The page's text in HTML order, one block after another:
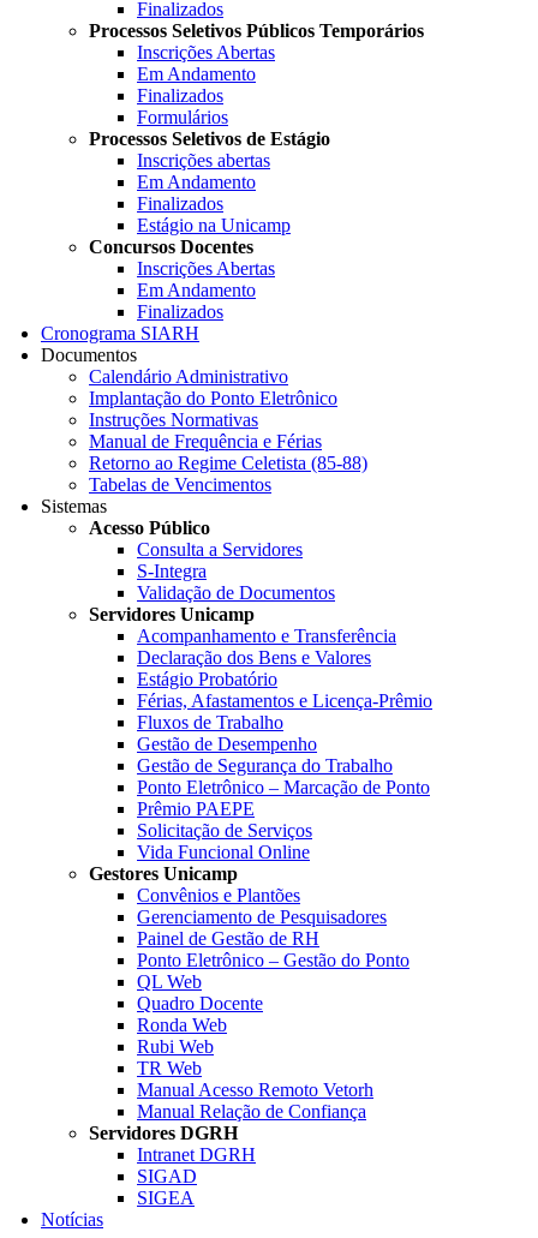
Finalizados
Processos Seletivos Públicos Temporários
Inscrições Abertas
Em Andamento
Finalizados
Formulários
Processos Seletivos de Estágio
Inscrições abertas
Em Andamento
Finalizados
Estágio na Unicamp
Concursos Docentes
Inscrições Abertas
Em Andamento
Finalizados
Cronograma SIARH
Documentos
Calendário Administrativo
Implantação do Ponto Eletrônico
Instruções Normativas
Manual de Frequência e Férias
Retorno ao Regime Celetista (85-88)
Tabelas de Vencimentos
Sistemas
Acesso Público
Consulta a Servidores
S-Integra
Validação de Documentos
Servidores Unicamp
Acompanhamento e Transferência
Declaração dos Bens e Valores
Estágio Probatório
Férias, Afastamentos e Licença-Prêmio
Fluxos de Trabalho
Gestão de Desempenho
Gestão de Segurança do Trabalho
Ponto Eletrônico – Marcação de Ponto
Prêmio PAEPE
Solicitação de Serviços
Vida Funcional Online
Gestores Unicamp
Convênios e Plantões
Gerenciamento de Pesquisadores
Painel de Gestão de RH
Ponto Eletrônico – Gestão do Ponto
QL Web
Quadro Docente
Ronda Web
Rubi Web
TR Web
Manual Acesso Remoto Vetorh
Manual Relação de Confiança
Servidores DGRH
Intranet DGRH
SIGAD
SIGEA
Notícias